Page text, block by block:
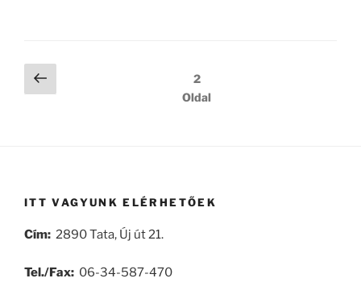
Bejegyzés
navigáció
Előző
oldal
2
Oldal
ITT VAGYUNK ELÉRHETŐEK
Cím: 2890 Tata, Új út 21.
Tel./Fax: 06-34-587-470